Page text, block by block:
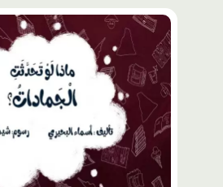
محتوى
مميّز